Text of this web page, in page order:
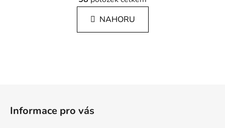
l
á
d
n
k
NAHORU
Informace pro vás